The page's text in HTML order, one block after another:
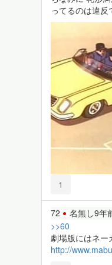
ってるのは違反
1
72 名無し9年
>>60
劇場版にはネー
http://